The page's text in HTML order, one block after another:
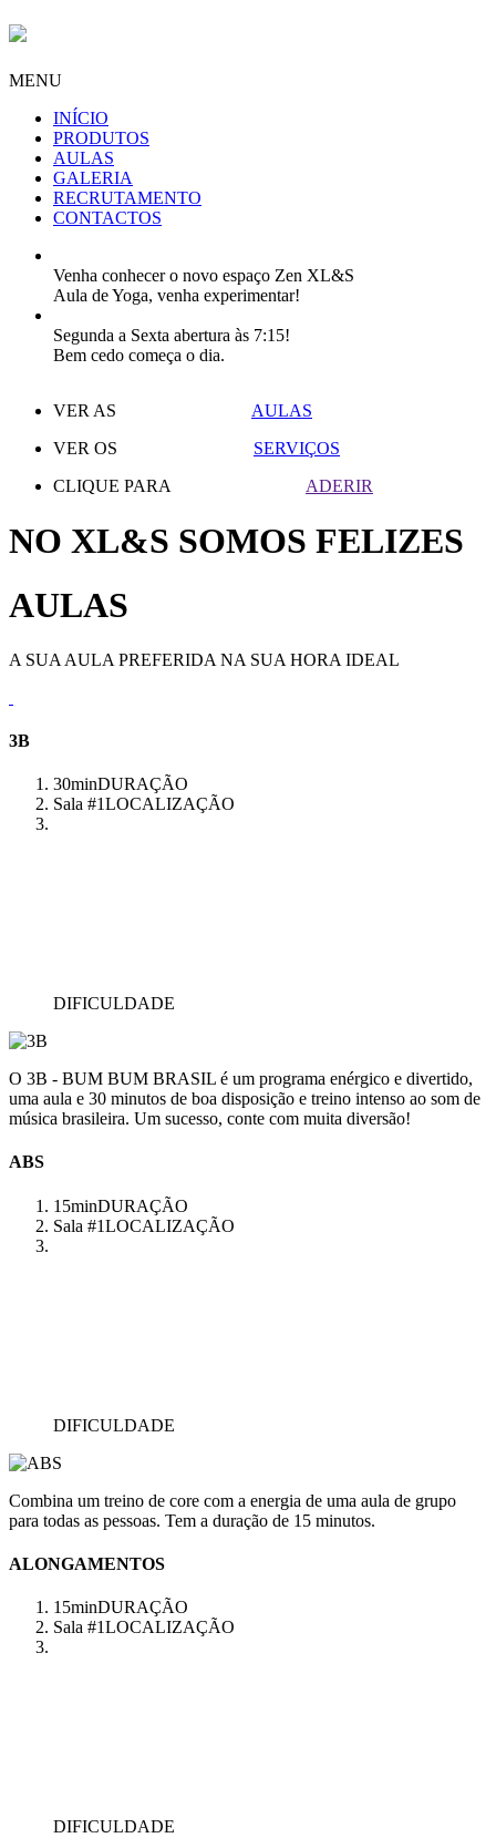
MENU
INÍCIO
PRODUTOS
AULAS
GALERIA
RECRUTAMENTO
CONTACTOS
Venha conhecer o novo espaço Zen XL&S
Aula de Yoga, venha experimentar!
Segunda a Sexta abertura às 7:15!
Bem cedo começa o dia.
VER AS
AULAS
VER OS
SERVIÇOS
CLIQUE PARA
ADERIR
NO XL&S SOMOS FELIZES
AULAS
A SUA AULA PREFERIDA NA SUA HORA IDEAL
3B
30minDURAÇÃO
Sala #1LOCALIZAÇÃO
DIFICULDADE
O 3B - BUM BUM BRASIL é um programa enérgico e divertido,
uma aula e 30 minutos de boa disposição e treino intenso ao som de
música brasileira. Um sucesso, conte com muita diversão!
ABS
15minDURAÇÃO
Sala #1LOCALIZAÇÃO
DIFICULDADE
Combina um treino de core com a energia de uma aula de grupo
para todas as pessoas. Tem a duração de 15 minutos.
ALONGAMENTOS
15minDURAÇÃO
Sala #1LOCALIZAÇÃO
DIFICULDADE